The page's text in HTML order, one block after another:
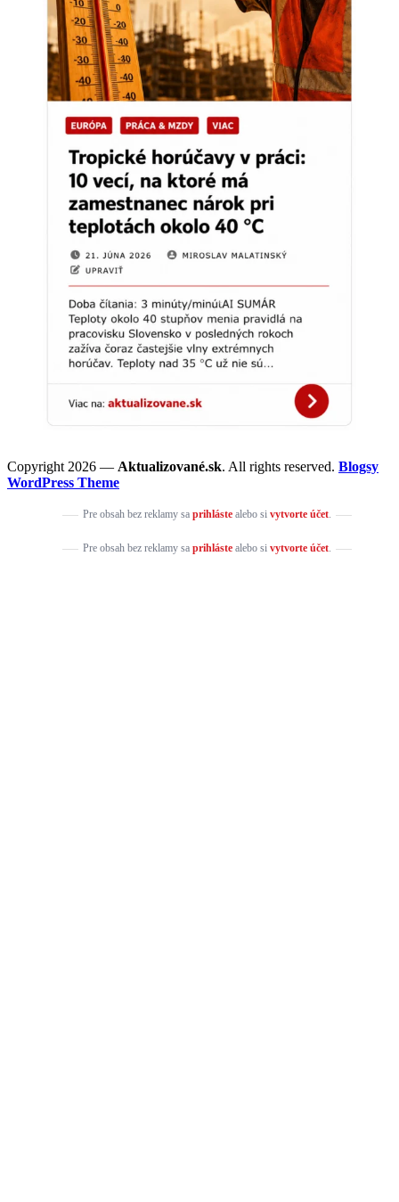
Copyright 2026 — Aktualizované.sk. All rights reserved. Blogsy
WordPress Theme
Pre obsah bez reklamy sa prihlástealebo si vytvorte účet.